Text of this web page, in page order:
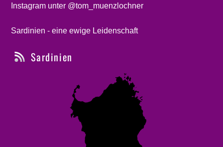
Instagram unter @tom_muenzlochner
Sardinien - eine ewige Leidenschaft
Sardinien